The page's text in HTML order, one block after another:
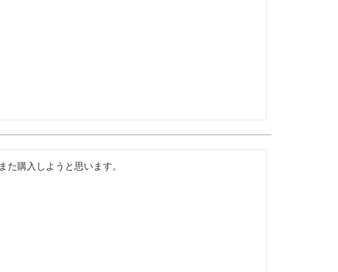
た購入しようと思います。